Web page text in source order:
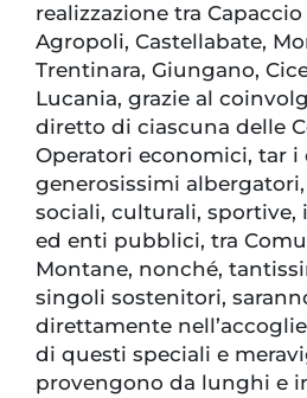
realizzazione tra
Agropoli, Castellabate,
Trentinara, Giungano,
Lucania, grazie al
diretto di ciascuna delle
Operatori economici, tar i
generosissimi
sociali, culturali,
ed enti pubblici, tra
Montane, nonché,
singoli sostenitori,
direttamente
di questi speciali e
provengono da lunghi e